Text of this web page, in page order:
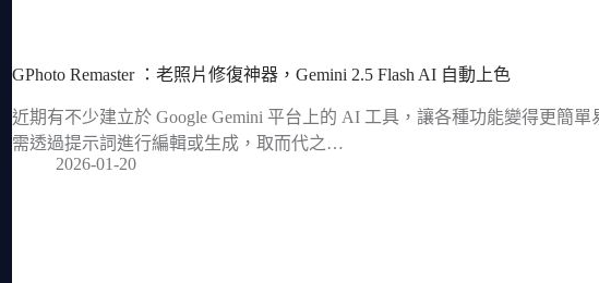
GPhoto Remaster ：老照片修復神器，Gemini 2.5 Flash AI 自動上色
近期有不少建立於 Google Gemini 平台上的 AI 工具，讓各種功能變得更簡單
需透過提示詞進行編輯或生成，取而代之…
2026-01-20